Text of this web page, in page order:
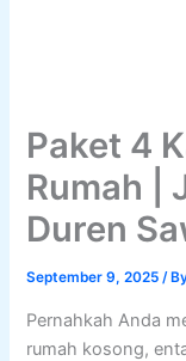
Paket 4
Rumah |
Duren
September 9, 2025/
Pernahkah Anda
rumah kosong,